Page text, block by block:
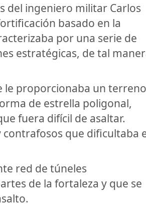
del ingeniero militar Carlos
basado en la
por una serie de
estratégicas, de tal
le proporcionaba un terreno
de estrella poligonal,
fuera difícil de asaltar.
contrafosos que dificultaba
red de túneles
de la fortaleza y que se